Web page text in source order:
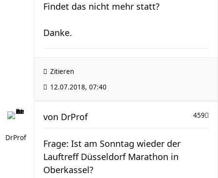
Findet das nicht mehr statt?
Danke.
Zitieren
12.07.2018, 07:40
DrProf
459
von DrProf
Frage: Ist am Sonntag wieder der
Lauftreff Düsseldorf Marathon in
Oberkassel?